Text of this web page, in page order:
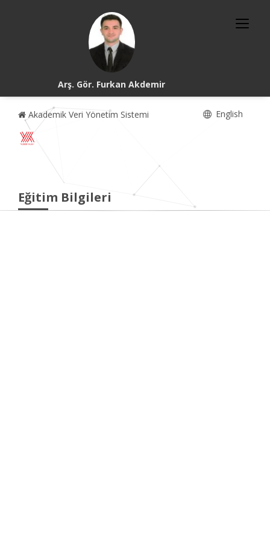
Arş. Gör. Furkan Akdemir
Akademik Veri Yönetim Sistemi English
Eğitim Bilgileri